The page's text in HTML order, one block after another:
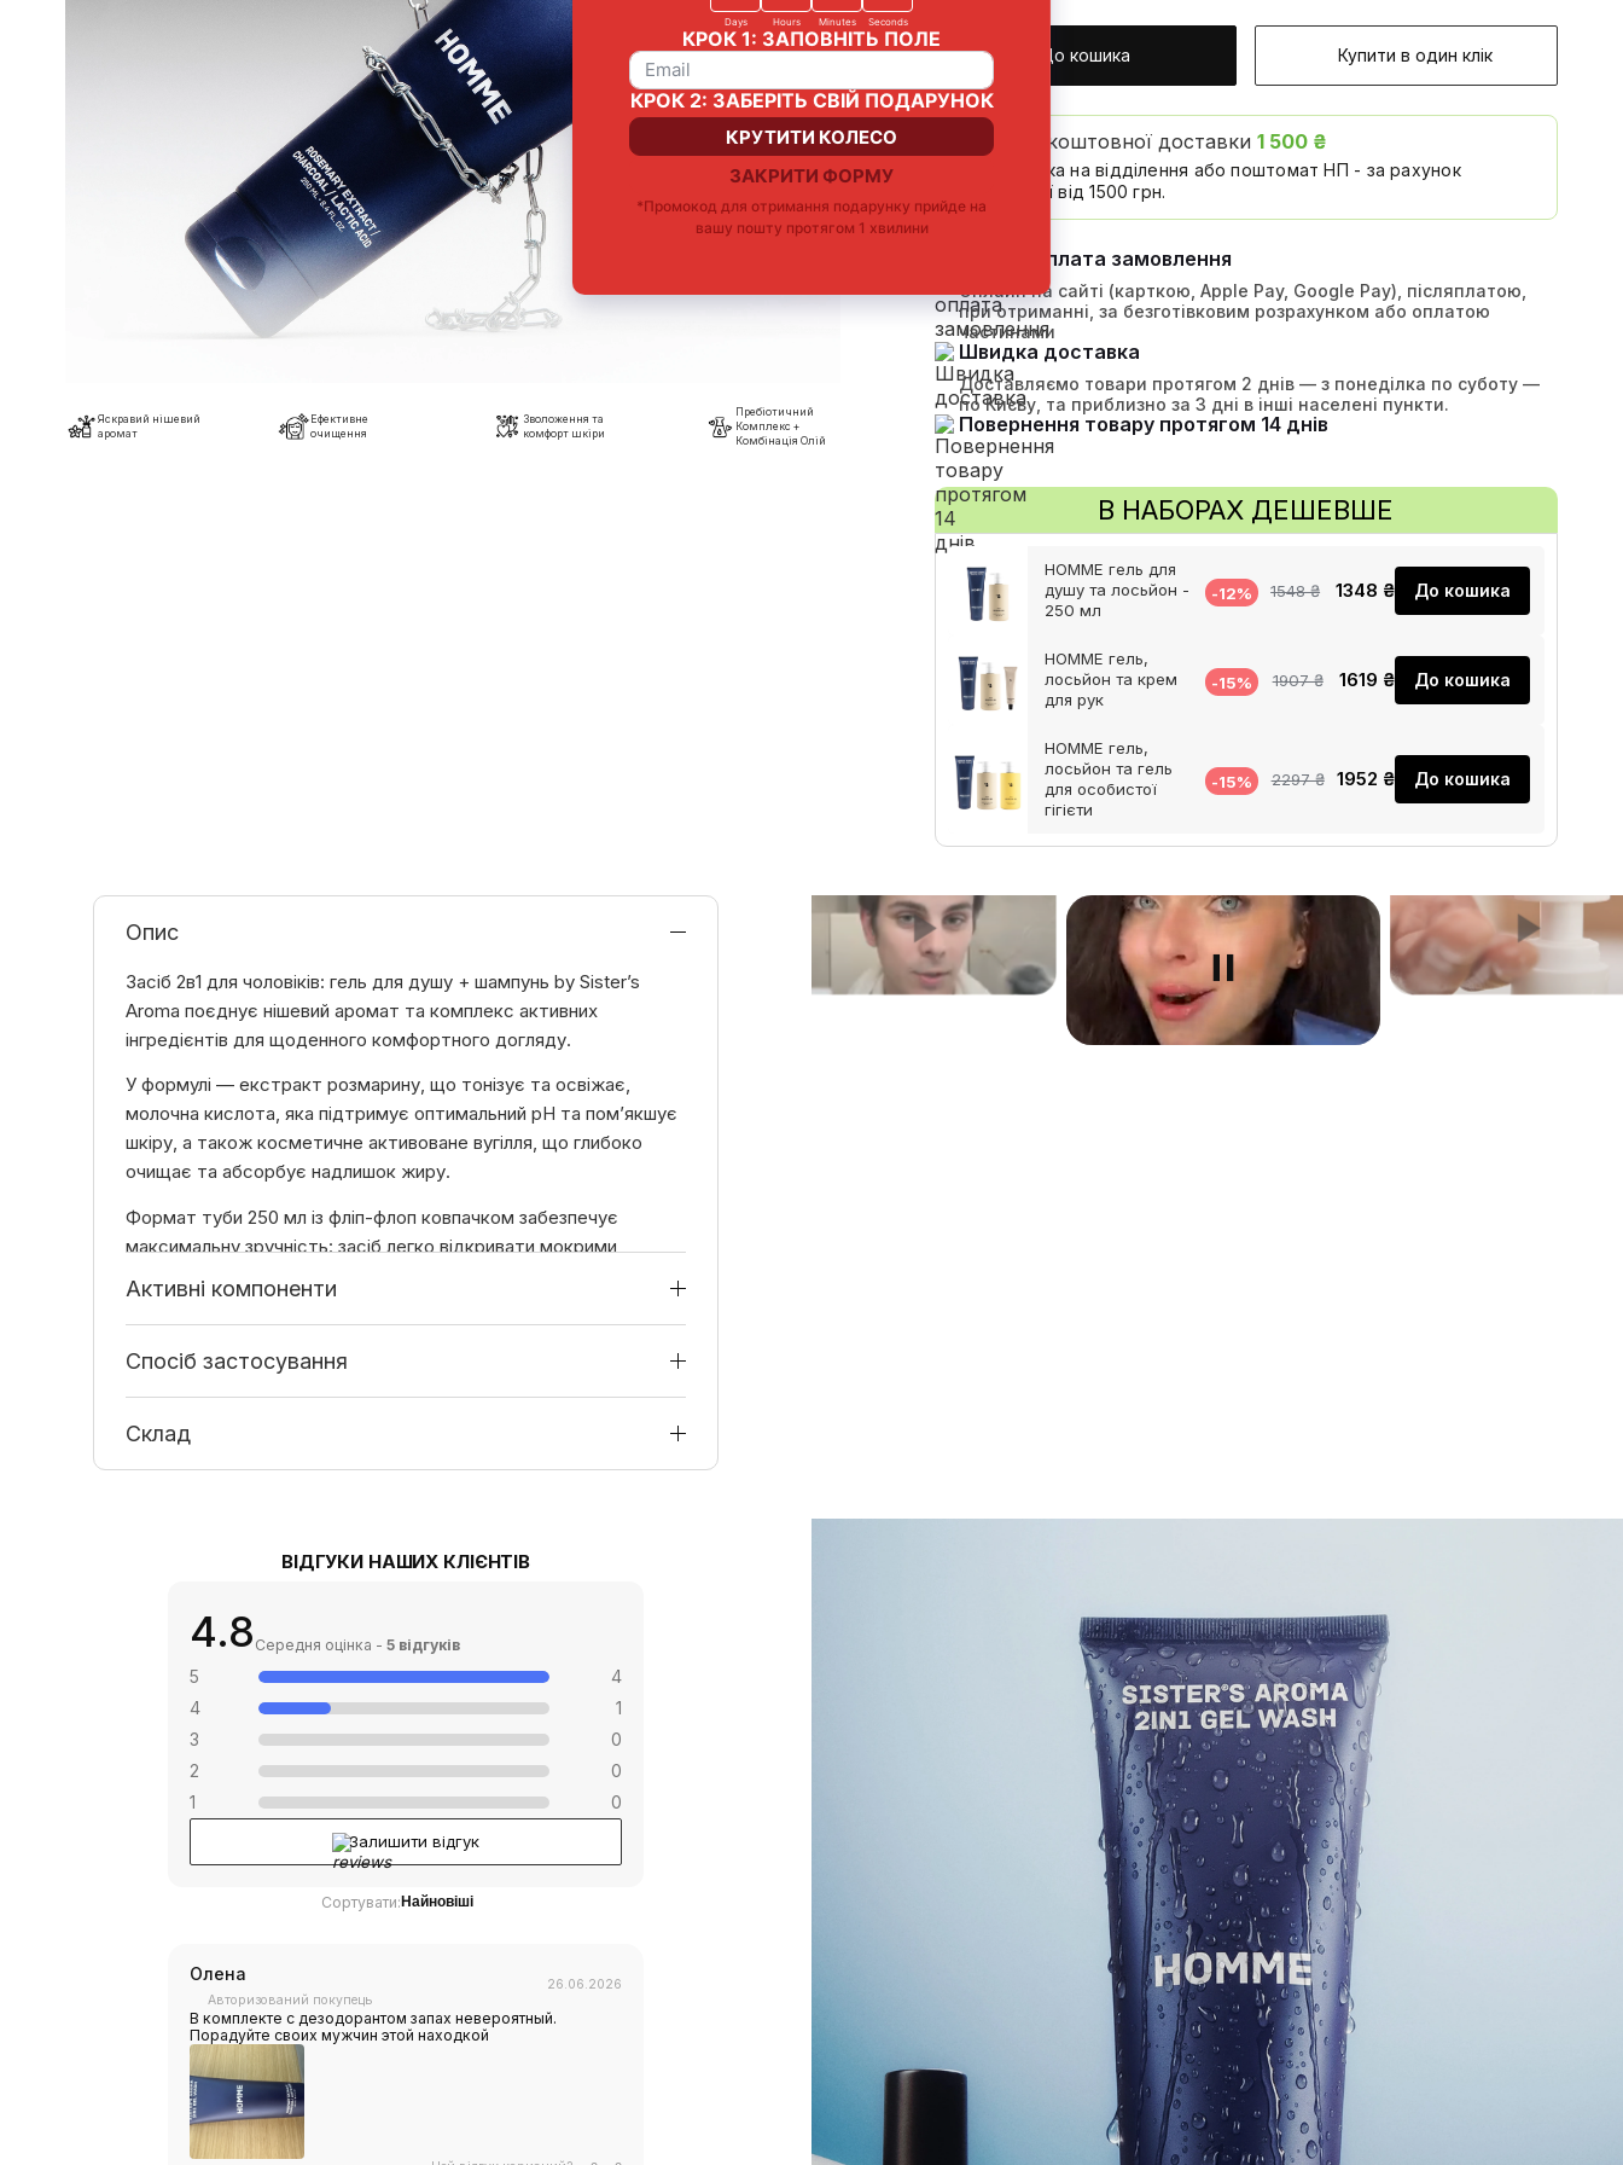
Яскравий нішевий
аромат
Ефективне
очищення
Зволоження та
комфорт шкіри
Пребіотичний
Комплекс +
Комбінація Олій
До кошика Купити в один клік
До безкоштовної доставки 1 500 ₴
Доставка на відділення або поштомат НП - за рахунок
компанії від 1500 грн.
Зручна оплата замовлення
Онлайн на сайті (карткою, Apple Pay, Google Pay), післяплатою,
при отриманні, за безготівковим розрахунком або оплатою
частинами
Швидка доставка
Доставляємо товари протягом 2 днів — з понеділка по суботу —
по Києву, та приблизно за 3 дні в інші населені пункти.
Повернення товару протягом 14 днів
В НАБОРАХ ДЕШЕВШЕ
HOMME гель для
душу та лосьйон -
250 мл
-12% 1548 ₴ 1348 ₴ До кошика
HOMME гель,
лосьйон та крем
для рук
-15% 1907 ₴ 1619 ₴ До кошика
HOMME гель,
лосьйон та гель
для особистої
гігієти
-15% 2297 ₴ 1952 ₴ До кошика
Опис
Засіб 2в1 для чоловіків: гель для душу + шампунь by Sister’s
Aroma поєднує нішевий аромат та комплекс активних
інгредієнтів для щоденного комфортного догляду.
У формулі — екстракт розмарину, що тонізує та освіжає,
молочна кислота, яка підтримує оптимальний pH та пом’якшує
шкіру, а також косметичне активоване вугілля, що глибоко
очищає та абсорбує надлишок жиру.
Формат туби 250 мл із фліп-флоп ковпачком забезпечує
максимальну зручність: засіб легко відкривати мокрими
спортзалу та подорожей.
Делікатно очищає шкіру та волосся, не пересушує.
Підтримує баланс pH і пом’якшує шкіру.
Зручний формат туби: легко відкривати мокрими руками,
ідеальний для спортивної сумки та подорожей.
Активні компоненти
Спосіб застосування
Склад
ВІДГУКИ НАШИХ КЛІЄНТІВ
4.8 Середня оцінка - 5 відгуків
5
4
4
1
3
0
2
0
1
0
Залишити відгук
Сортувати:Найновіші
Олена
Авторизований покупець
26.06.2026
В комплекте с дезодорантом запах невероятный.
Порадуйте своих мужчин этой находкой